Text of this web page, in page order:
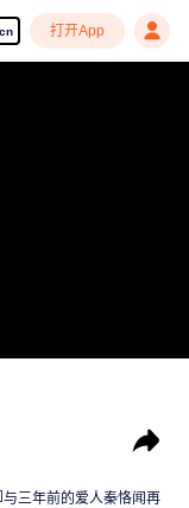
打开App
三年前的爱人秦恪闻再